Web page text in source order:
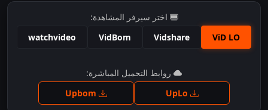
اختر سيرفر المشاهدة:
ViD LO
Vidshare
VidBom
watchvideo
اضغط للمشاهدة
روابط التحميل المباشرة: